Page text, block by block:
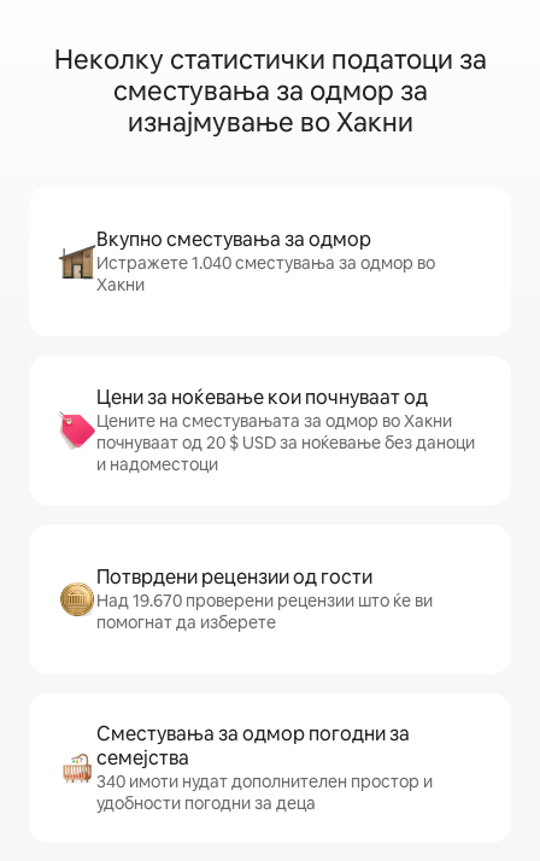
Неколку статистички податоци за
сместувања за одмор за
изнајмување во Хакни
Вкупно сместувања за одмор
Истражете 1.040 сместувања за одмор во
Хакни
Цени за ноќевање кои почнуваат од
Цените на сместувањата за одмор во Хакни
почнуваат од 20 $ USD за ноќевање без даноци
и надоместоци
Потврдени рецензии од гости
Над 19.670 проверени рецензии што ќе ви
помогнат да изберете
Сместувања за одмор погодни за
семејства
340 имоти нудат дополнителен простор и
удобности погодни за деца